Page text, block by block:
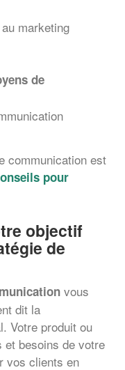
marketing
de
communication est
pour
objectif
de
vous
dit la
Votre produit ou
besoins de votre
vos clients en